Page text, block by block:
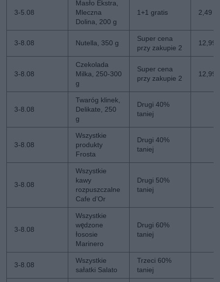
3-5.08
Masło Ekstra,
Mleczna
Dolina, 200 g
1+1 gratis 2,49
3-8.08 Nutella, 350 g
Super cena
przy zakupie 2
12,99
3-8.08
Czekolada
Milka, 250-300
g
Super cena
przy zakupie 2
12,99
3-8.08
Twaróg klinek,
Delikate, 250
g
Drugi 40%
taniej
3-8.08
Wszystkie
produkty
Frosta
Drugi 40%
taniej
3-8.08
Wszystkie
kawy
rozpuszczalne
Cafe d’Or
Drugi 50%
taniej
3-8.08
Wszystkie
wędzone
łososie
Marinero
Drugi 60%
taniej
3-8.08
Wszystkie
sałatki Salato
Trzeci 60%
taniej